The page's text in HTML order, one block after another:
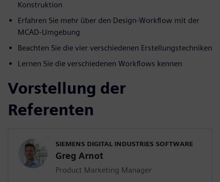
Konstruktion
Erfahren Sie mehr über den Design-Workflow mit der
MCAD-Umgebung
Beachten Sie die vier verschiedenen Erstellungstechniken
Lernen Sie die verschiedenen Workflows kennen
Vorstellung der
Referenten
SIEMENS DIGITAL INDUSTRIES SOFTWARE
Greg Arnot
Product Marketing Manager